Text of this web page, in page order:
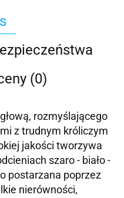
(0)
rozmyślającego
z trudnym króliczym
jakości tworzywa
szaro - biało -
postarzana poprzez
nierówności,